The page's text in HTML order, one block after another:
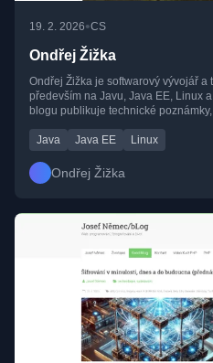
19. 2. 2026•CS
Ondřej Žižka
Ondřej Žižka je softwarový vývojář a
především na Javu, Java EE, Linux
blogu publikuje technické
Java
Java EE Linux
Ondřej Žižka